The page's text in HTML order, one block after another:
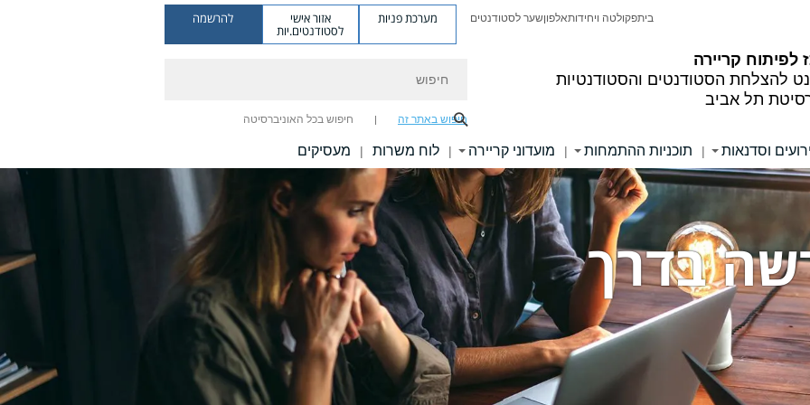
לפיתוח קריירה
להצלחת הסטודנטים והסטודנטיות
תל אביב
ביתפקולטה ויחידותאלפוןשער לסטודנטים מערכת פניות אזור אישי
לסטודנטים.יות
להרשמה
חיפוש באתר זה חיפוש בכל האוניברסיטה
וסדנאות | תוכניות ההתמחות | מועדוני קריירה | לוח משרות | מעסיקים
בדרך